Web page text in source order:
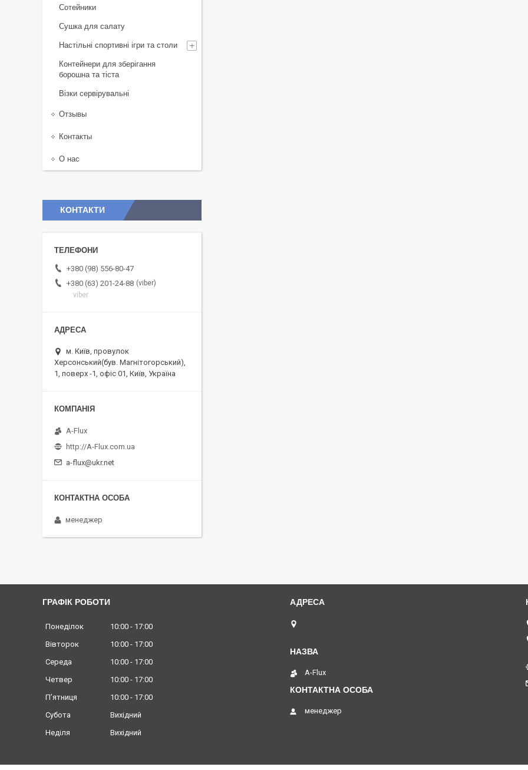
Сотейники
Сушка для салату
Настільні спортивні ігри та столи
Контейнери для зберігання
борошна та тіста
Візки сервірувальні
Отзывы
Контакты
О нас
КОНТАКТИ
+380 (98) 556-80-47
+380 (63) 201-24-88 viber
viber
м. Київ, провулок
Херсонський(був. Магнітогорський),
1, поверх -1, офіс 01, Київ, Україна
A-Flux
http://A-Flux.com.ua
a-flux@ukr.net
менеджер
ГРАФІК РОБОТИ
Понеділок 10:00
17:00
Вівторок
10:00
17:00
Середа
10:00
17:00
Четвер
10:00
17:00
Пʼятниця
10:00
17:00
Субота
Вихідний
Неділя
Вихідний
A-Flux
менеджер